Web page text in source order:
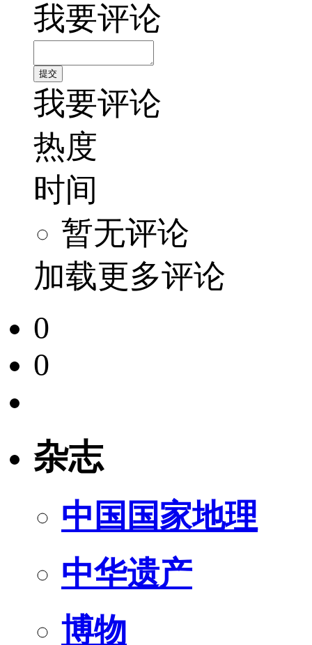
我要评论
我要评论
热度
时间
暂无评论
加载更多评论
0
0
杂志
中国国家地理
中华遗产
博物